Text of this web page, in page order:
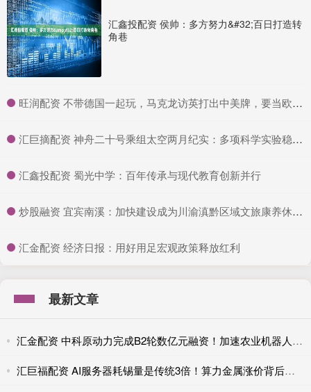
汇鑫投配资 侯帅：多方努力&#32;百日打造转
角巷
​旺润配资 不带德国一起玩，马克龙访英打出中美牌，要当欧洲老大_法国_英法_英国
​汇巨摘配资 神舟二十号乘组太空两月纪实：多项科学实验稳步推进，探索宇宙奥秘
​汇鑫投配资 蜀光中学：百年传承与现代教育创新并行
​炒股融资 宜宾南溪：加快建设成为川渝滇黔区域文旅康养休闲旅游目的地
​汇金配资 经济日报：用好用足宏观政策释放红利
最新文章
汇金配资 中科原动力完成B2轮数亿元融资！加速农业机器人规模化应用
汇巨福配资 AI服务器耗锡量是传统3倍！算力金属涨价背后的真实供需账